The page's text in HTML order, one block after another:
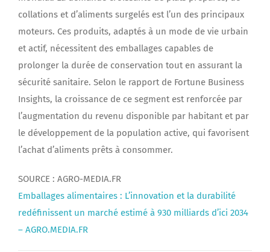
collations et d’aliments surgelés est l’un des principaux
moteurs. Ces produits, adaptés à un mode de vie urbain
et actif, nécessitent des emballages capables de
prolonger la durée de conservation tout en assurant la
sécurité sanitaire. Selon le rapport de Fortune Business
Insights, la croissance de ce segment est renforcée par
l’augmentation du revenu disponible par habitant et par
le développement de la population active, qui favorisent
l’achat d’aliments prêts à consommer.
SOURCE : AGRO-MEDIA.FR
Emballages alimentaires : L’innovation et la durabilité
redéfinissent un marché estimé à 930 milliards d’ici 2034
– AGRO.MEDIA.FR